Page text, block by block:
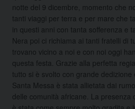
notte del 9 dicembre, momento che
tanti viaggi per terra e per mare che
in questi anni con tanta sofferenza e
Nera poi ci richiama ai tanti fratelli di
trovano vicino a noi e con noi oggi
questa festa. Grazie alla perfetta
tutto si è svolto con grande
Santa Messa è stata allietata dai
delle comunità africane. La presenza